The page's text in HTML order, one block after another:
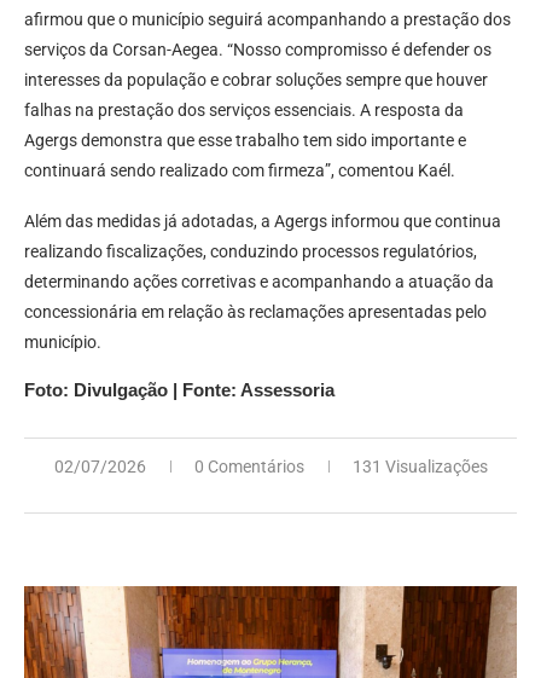
afirmou que o município seguirá acompanhando a prestação dos
serviços da Corsan-Aegea. “Nosso compromisso é defender os
interesses da população e cobrar soluções sempre que houver
falhas na prestação dos serviços essenciais. A resposta da
Agergs demonstra que esse trabalho tem sido importante e
continuará sendo realizado com firmeza”, comentou Kaél.
Além das medidas já adotadas, a Agergs informou que continua
realizando fiscalizações, conduzindo processos regulatórios,
determinando ações corretivas e acompanhando a atuação da
concessionária em relação às reclamações apresentadas pelo
município.
Foto: Divulgação | Fonte: Assessoria
02/07/2026 0 Comentários 131 Visualizações